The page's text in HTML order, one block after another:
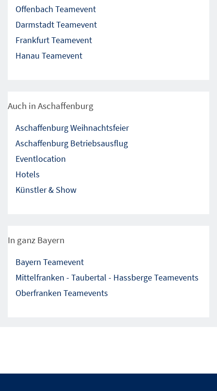
Offenbach Teamevent
Darmstadt Teamevent
Frankfurt Teamevent
Hanau Teamevent
Auch in Aschaffenburg
Aschaffenburg Weihnachtsfeier
Aschaffenburg Betriebsausflug
Eventlocation
Hotels
Künstler & Show
In ganz Bayern
Bayern Teamevent
Mittelfranken - Taubertal - Hassberge Teamevents
Oberfranken Teamevents